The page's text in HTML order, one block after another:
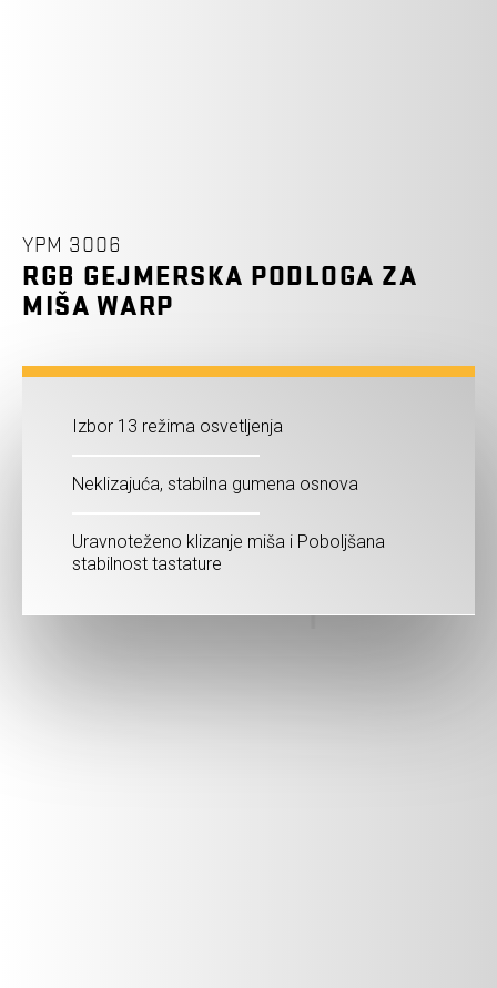
YPM 3006
RGB GEJMERSKA PODLOGA ZA
MIŠA WARP
Izbor 13 režima osvetljenja
Neklizajuća, stabilna gumena osnova
Uravnoteženo klizanje miša i Poboljšana
stabilnost tastature